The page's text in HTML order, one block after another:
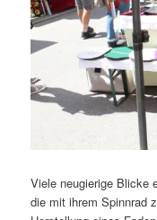
Viele neugierige Blicke
die mit ihrem Spinnrad